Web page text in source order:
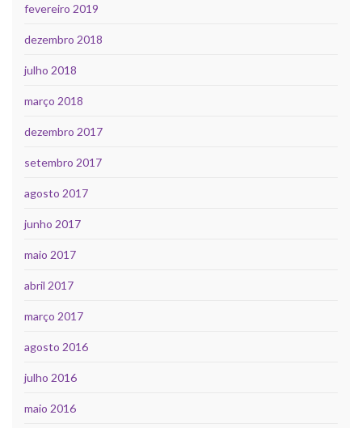
fevereiro 2019
dezembro 2018
julho 2018
março 2018
dezembro 2017
setembro 2017
agosto 2017
junho 2017
maio 2017
abril 2017
março 2017
agosto 2016
julho 2016
maio 2016